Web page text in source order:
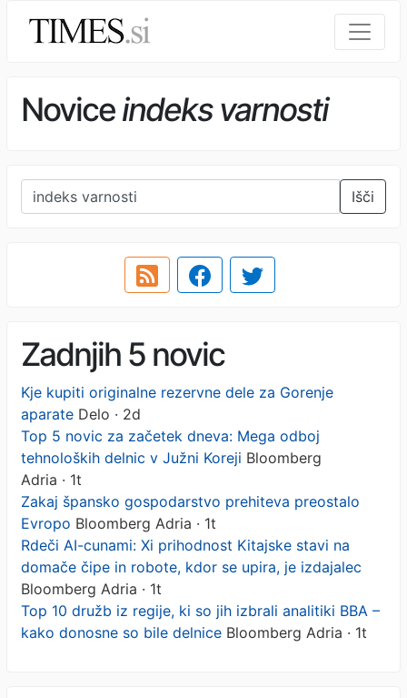
Noviceindeks varnosti
Išči
Zadnjih 5 novic
Kje kupiti originalne rezervne dele za Gorenje
aparate Delo · 2d
Top 5 novic za začetek dneva: Mega odboj
tehnoloških delnic v Južni Koreji Bloomberg
Adria · 1t
Zakaj špansko gospodarstvo prehiteva preostalo
Evropo Bloomberg Adria · 1t
Rdeči AI-cunami: Xi prihodnost Kitajske stavi na
domače čipe in robote, kdor se upira, je izdajalec
Bloomberg Adria · 1t
Top 10 družb iz regije, ki so jih izbrali analitiki BBA –
kako donosne so bile delnice Bloomberg Adria · 1t